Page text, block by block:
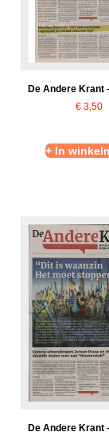
De Andere Krant
€ 3,50
+ In
De Andere Krant